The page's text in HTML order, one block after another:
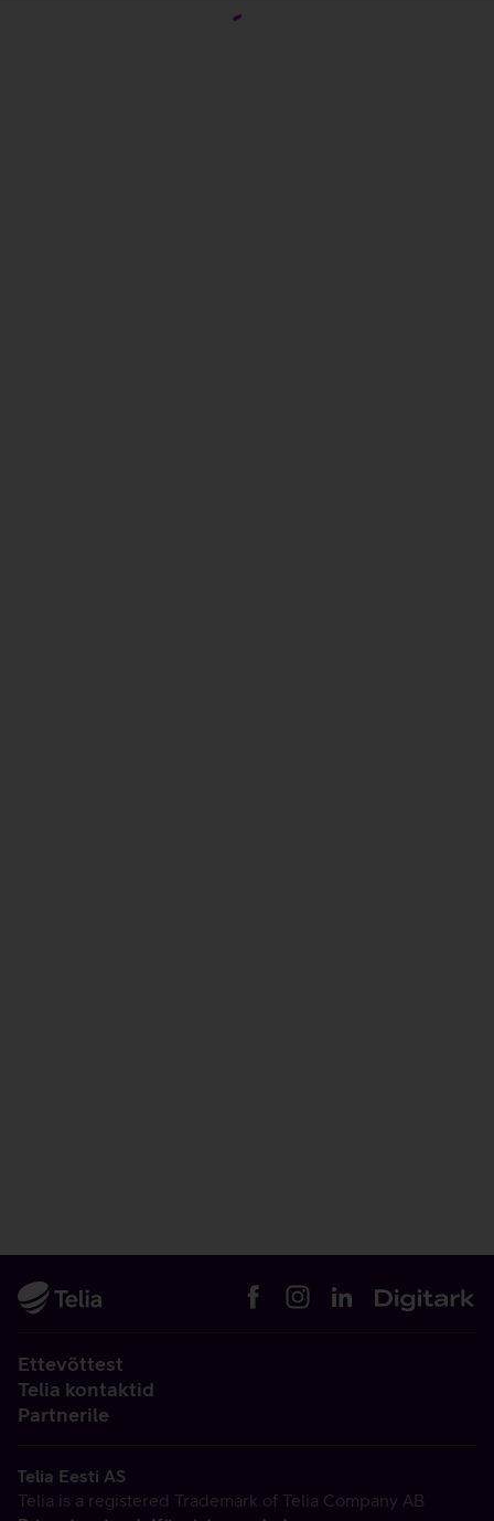
Ettevõttest
Telia kontaktid
Partnerile
Telia Eesti AS
Telia is a registered Trademark of Telia Company AB